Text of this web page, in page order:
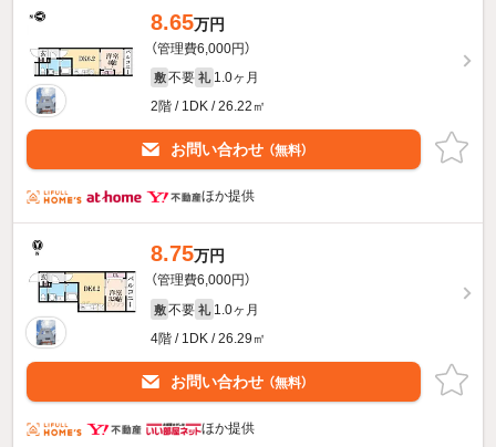
8.65万円
（管理費6,000円）
敷 不要 礼 1.0ヶ月
2階 / 1DK / 26.22㎡
お問い合わせ （無料）
ほか提供
8.75万円
（管理費6,000円）
敷 不要 礼 1.0ヶ月
4階 / 1DK / 26.29㎡
お問い合わせ （無料）
ほか提供